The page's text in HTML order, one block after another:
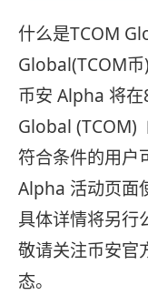
什么是TCOM
Global(TCOM币
币安 Alpha 将
Global (TCOM)
符合条件的用户
Alpha 活动页面
具体详情将另行
敬请关注币安官
态。